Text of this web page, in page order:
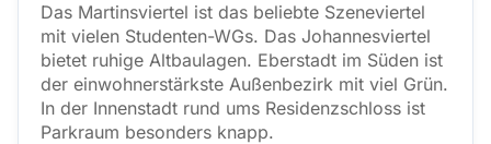
Das Martinsviertel ist das beliebte Szeneviertel
mit vielen Studenten-WGs. Das Johannesviertel
bietet ruhige Altbaulagen. Eberstadt im Süden ist
der einwohnerstärkste Außenbezirk mit viel Grün.
In der Innenstadt rund ums Residenzschloss ist
Parkraum besonders knapp.